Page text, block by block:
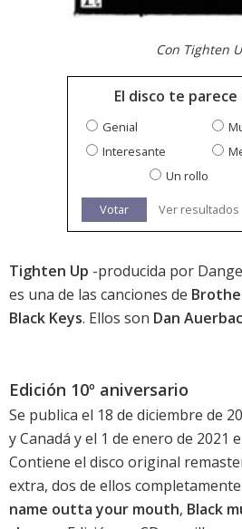
Con Tighten
El disco te parece
Genial
Interesante
Un rollo
Votar Ver resultados
Tighten Up -producida por
es una de las canciones de
Black Keys. Ellos son Dan
Edición 10º aniversario
Se publica el 18 de diciembre de
y Canadá y el 1 de enero de
Contiene el disco original
extra, dos de ellos
name outta your mouth, Black